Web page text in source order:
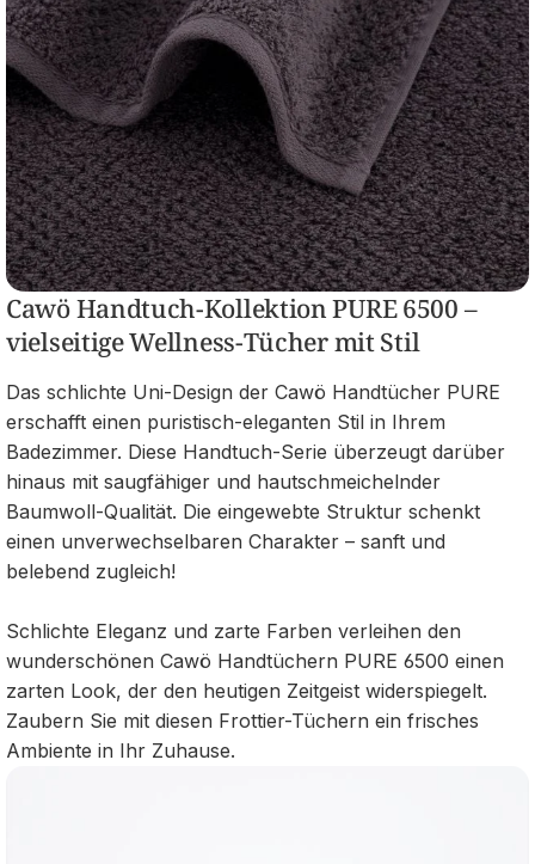
Cawö Handtuch-Kollektion PURE 6500 –
vielseitige Wellness-Tücher mit Stil
Das schlichte Uni-Design der Cawö Handtücher PURE
erschafft einen puristisch-eleganten Stil in Ihrem
Badezimmer. Diese Handtuch-Serie überzeugt darüber
hinaus mit saugfähiger und hautschmeichelnder
Baumwoll-Qualität. Die eingewebte Struktur schenkt
einen unverwechselbaren Charakter – sanft und
belebend zugleich!
Schlichte Eleganz und zarte Farben verleihen den
wunderschönen Cawö Handtüchern PURE 6500 einen
zarten Look, der den heutigen Zeitgeist widerspiegelt.
Zaubern Sie mit diesen Frottier-Tüchern ein frisches
Ambiente in Ihr Zuhause.